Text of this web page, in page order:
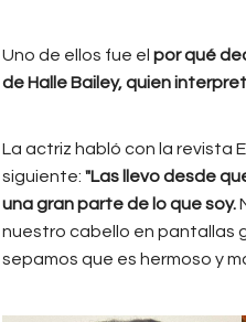
Uno de ellos fue el por qué
de Halle Bailey, quien
La actriz habló con la revista
siguiente: "Las llevo desde
una gran parte de lo que soy.
nuestro cabello en pantallas
sepamos que es hermoso y